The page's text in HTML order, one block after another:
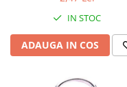
IN STOC
ADAUGA IN COS